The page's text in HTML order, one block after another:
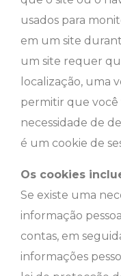
usados para
em um site
um site requer
localização, uma
permitir que você
necessidade de
é um cookie de
Os cookies
Se existe uma
informação
contas, em
informações